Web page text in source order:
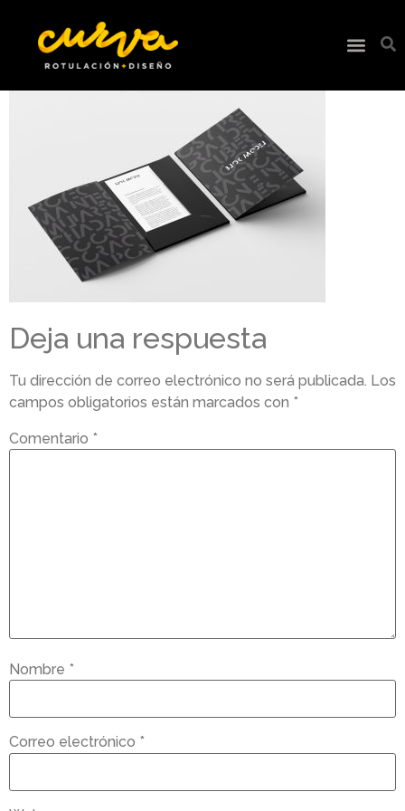
Deja una respuesta
Tu dirección de correo electrónico no será publicada. Los
campos obligatorios están marcados con *
Comentario *
Nombre *
Correo electrónico *